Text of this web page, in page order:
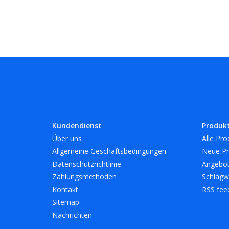
Kundendienst
Über uns
Allgemeine Geschäftsbedingungen
Datenschutzrichtlinie
Zahlungsmethoden
Kontakt
Sitemap
Nachrichten
Alle
Neue
RSS